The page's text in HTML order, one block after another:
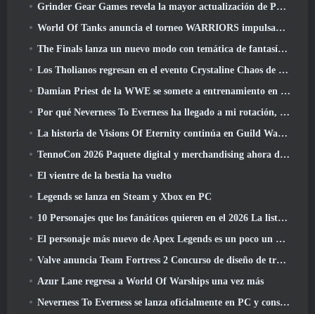
Grinder Gear Games revela la mayor actualización de Path Of Exile II hasta el momento, El regreso de los antiguos
World Of Tanks anuncia el torneo WARRIORS impulsado por la comunidad
The Finals lanza un nuevo modo con temática de fantasía medieval, 'Dragon's Claim'
Los Tholianos regresan en el evento Crystaline Chaos de Star Trek Online
Damian Priest de la WWE se somete a entrenamiento en “The Loot Camp” en el tráiler Live Action Burst Fest de Delta Force
Por qué Neverness To Everness ha llegado a mi rotación, Por ahora
La historia de Visions Of Eternity continúa en Guild Wars 2 La próxima semana
TennoCon 2026 Paquete digital y merchandising ahora disponibles para comprar
El vientre de la bestia ha vuelto
Legends se lanza en Steam y Xbox en PC
10 Personajes que los fanáticos quieren en el 2026 La lista de Marvel Rivals es la que tiene más probabilidades de suceder
El personaje más nuevo de Apex Legends es un poco un demonio de la velocidad
Valve anuncia Team Fortress 2 Concurso de diseño de trofeos ÜBERFEST
Azur Lane regresa a World Of Warships una vez más
Neverness To Everness se lanza oficialmente en PC y consolas